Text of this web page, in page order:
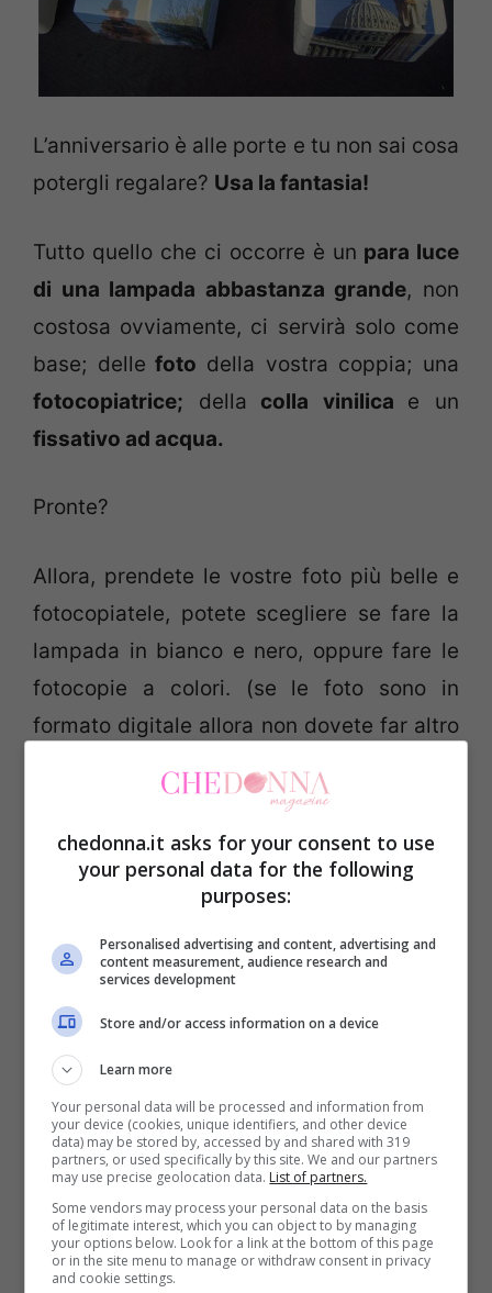
L’anniversario è alle porte e tu non sai cosa
potergli regalare? Usa la fantasia!
Tutto quello che ci occorre è un para luce
di una lampada abbastanza grande, non
costosa ovviamente, ci servirà solo come
base; delle foto della vostra coppia; una
fotocopiatrice; della colla vinilica e un
fissativo ad acqua.
Pronte?
Allora, prendete le vostre foto più belle e
fotocopiatele, potete scegliere se fare la
lampada in bianco e nero, oppure fare le
fotocopie a colori. (se le foto sono in
formato digitale allora non dovete far altro
dimensione che più vi piace).
Una volta stampate una trentina di foto,
rotagliatele dando loro anche forme
differenti. Tonde, quadrate, a
cuore….insomma, come più vi piacciono!
Prendete poi il capello della lampada ed
iniziamo con la colla vinilica ad incollare
una ad una le foto, senza un ordine
preciso, anzi, più sono disordinate e più
l’effetto sarà glamour!
Lasciamo asciugare per un’ora.
chedonna.it asks for your consent to use
your personal data for the following
purposes:
Personalised advertising and content, advertising and
content measurement, audience research and
services development
Store and/or access information on a device
Learn more
Your personal data will be processed and information from
your device (cookies, unique identifiers, and other device
data) may be stored by, accessed by and shared with 319
partners, or used specifically by this site. We and our partners
may use precise geolocation data. List of partners.
Some vendors may process your personal data on the basis
of legitimate interest, which you can object to by managing
your options below. Look for a link at the bottom of this page
or in the site menu to manage or withdraw consent in privacy
and cookie settings.